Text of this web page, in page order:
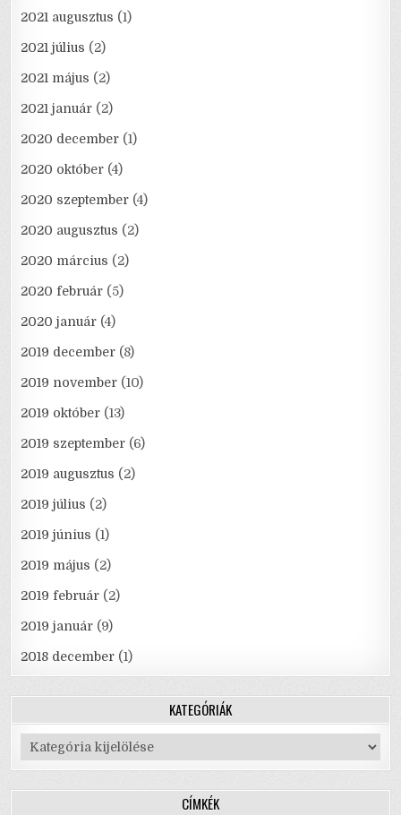
2021 augusztus (1)
2021 július (2)
2021 május (2)
2021 január (2)
2020 december (1)
2020 október (4)
2020 szeptember (4)
2020 augusztus (2)
2020 március (2)
2020 február (5)
2020 január (4)
2019 december (8)
2019 november (10)
2019 október (13)
2019 szeptember (6)
2019 augusztus (2)
2019 július (2)
2019 június (1)
2019 május (2)
2019 február (2)
2019 január (9)
2018 december (1)
KATEGÓRIÁK
Kategóriák
CÍMKÉK